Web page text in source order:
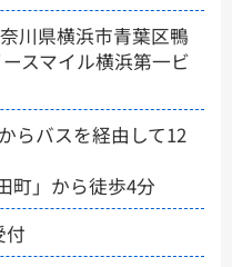
川県横浜市青葉区鴨
スマイル横浜第一ビ
らバスを経由して12
町」から徒歩4分
付